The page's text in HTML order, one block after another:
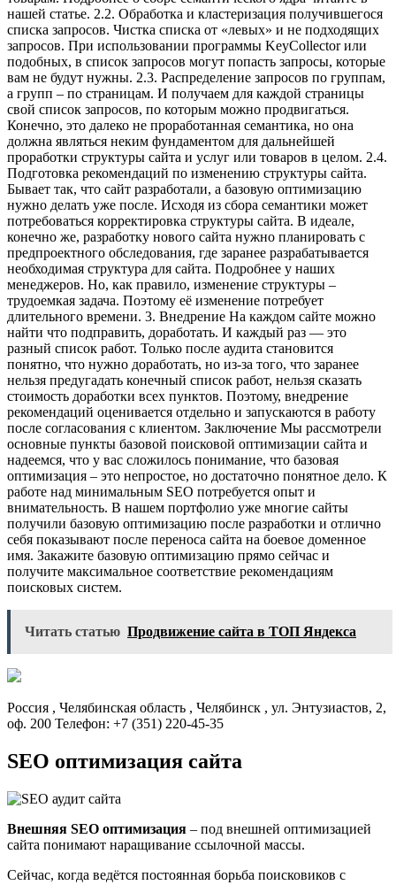
Читать статью Продвижение сайта в ТОП Яндекса
Россия , Челябинская область , Челябинск , ул. Энтузиастов, 2,
оф. 200 Телефон: +7 (351) 220-45-35
SEO оптимизация сайта
Внешняя SEO оптимизация – под внешней оптимизацией
сайта понимают наращивание ссылочной массы.
Сейчас, когда ведётся постоянная борьба поисковиков с